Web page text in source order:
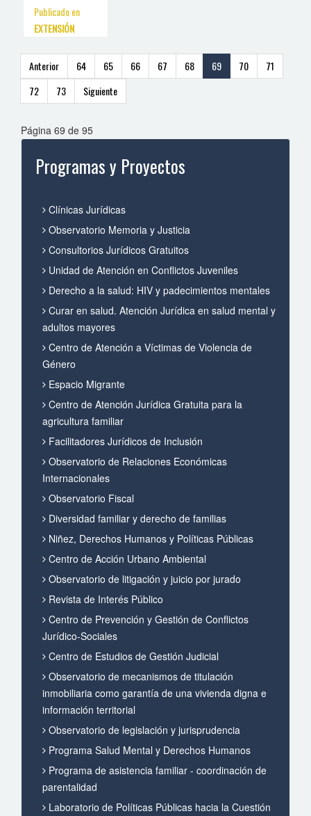
Publicado en
EXTENSIÓN
Anterior 64 65 66 67 68 69 70
71
72
73 Siguiente
Página 69 de 95
Programas y Proyectos
Clínicas Jurídicas
Observatorio Memoria y Justicia
Consultorios Jurídicos Gratuitos
Unidad de Atención en Conflictos Juveniles
Derecho a la salud: HIV y padecimientos mentales
Curar en salud. Atención Jurídica en salud mental y
adultos mayores
Centro de Atención a Víctimas de Violencia de
Género
Espacio Migrante
Centro de Atención Jurídica Gratuita para la
agricultura familiar
Facilitadores Jurídicos de Inclusión
Observatorio de Relaciones Económicas
Internacionales
Observatorio Fiscal
Diversidad familiar y derecho de familias
Niñez, Derechos Humanos y Políticas Públicas
Centro de Acción Urbano Ambiental
Observatorio de litigación y juicio por jurado
Revista de Interés Público
Centro de Prevención y Gestión de Conflictos
Jurídico-Sociales
Centro de Estudios de Gestión Judicial
Observatorio de mecanismos de titulación
inmobiliaria como garantía de una vivienda digna e
información territorial
Observatorio de legislación y jurisprudencia
Programa Salud Mental y Derechos Humanos
Programa de asistencia familiar - coordinación de
parentalidad
Laboratorio de Políticas Públicas hacia la Cuestión